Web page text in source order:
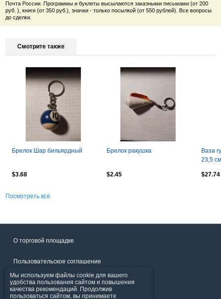
Почта России. Программы и буклеты высылаются заказными письмами (от 200
руб. ), книги (от 350 руб.), значки - только посылкой (от 550 рублей). Все вопросы
до сделки.
Смотрите также
Брелок Шар бильярдный
$3.68
Брелок ракушка
$2.45
Ваза
23,5
$27.74
Посмотреть все
О торговой площадке
Пользовательское соглашение
Политика конфиденциальности
Мы используем файлы cookie для вашего
удобства пользования сайтом и повышения
качества рекомендаций. Продолжив
пользоваться сайтом, вы принимаете